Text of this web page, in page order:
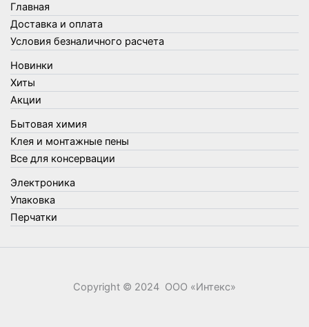
Товары для кухни
Товары для сада и огорода
Товары для туризма и отдыха
Упаковка
Утеплители и прочее
Фонари, лампы и удлинители
Хозяйственные товары
Швабры, стекломои, черенки и насадки
Шнуры, веревки и шпагаты
Электроника
Элементы питания
Главная
Доставка и оплата
Условия безналичного расчета
Новинки
Хиты
Акции
Бытовая химия
Клея и монтажные пены
Все для консервации
Электроника
Упаковка
Перчатки
Copyright © 2024 ООО «‎Интекс»‎